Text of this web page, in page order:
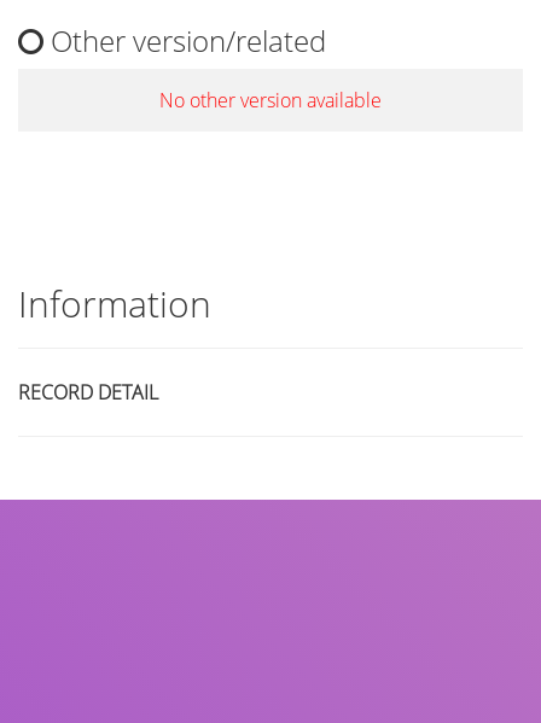
Other version/related
No other version available
Information
RECORD DETAIL